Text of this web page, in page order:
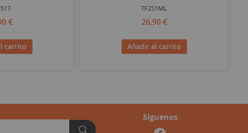
€
carrito
TF251ML
26,90 €
Añadir al carrito
Síguenos